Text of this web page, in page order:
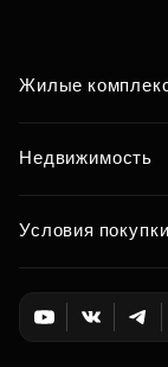
Жилые
Недвижимость
Условия покупки